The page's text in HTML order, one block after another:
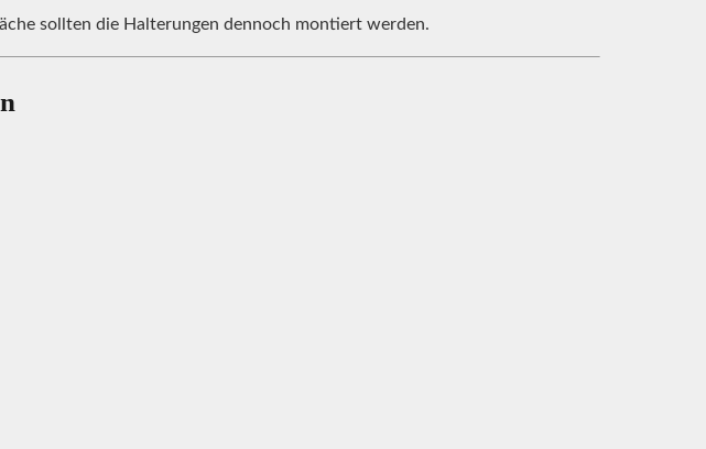
sollten die Halterungen dennoch montiert werden.